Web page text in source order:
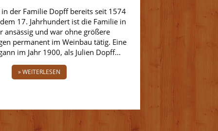
der Familie Dopff bereits seit 1574
17. Jahrhundert ist die Familie in
ansässig und war ohne größere
permanent im Weinbau tätig. Eine
im Jahr 1900, als Julien Dopff...
» WEITERLESEN